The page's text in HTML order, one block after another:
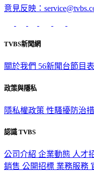
意見反映：
TVBS新聞網
關於我們 56新聞台節目表
政策與隱私
隱私權政策 性騷擾防治
認識 TVBS
公司介紹 企業動態 人才
銷售 公開招標 業務服務